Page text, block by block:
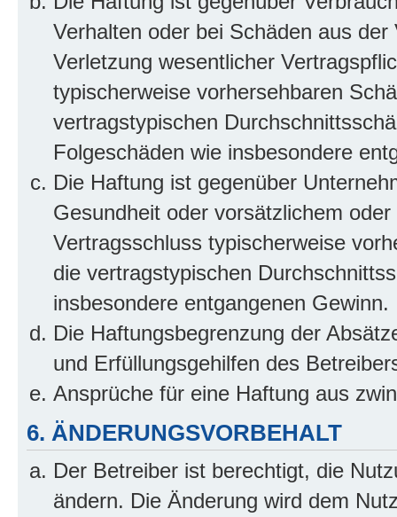
Verhalten oder bei Schäden aus
Verletzung wesentlicher
typischerweise vorhersehbaren
vertragstypischen
Folgeschäden wie insbesondere
Die Haftung ist gegenüber
Gesundheit oder vorsätzlichem
Vertragsschluss typischerweise
die vertragstypischen
insbesondere entgangenen Gewinn.
Die Haftungsbegrenzung der
und Erfüllungsgehilfen des
Ansprüche für eine Haftung aus
6. ÄNDERUNGSVORBEHALT
Der Betreiber ist berechtigt, die
ändern. Die Änderung wird dem